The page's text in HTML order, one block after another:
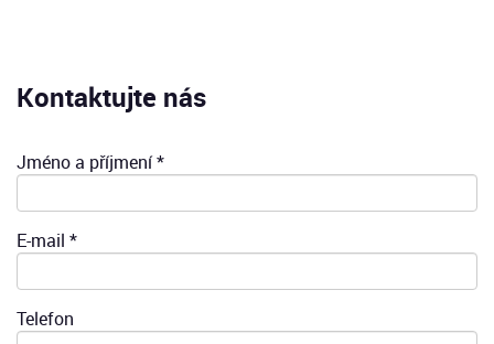
Kontaktujte nás
Jméno a příjmení *
E-mail *
Telefon